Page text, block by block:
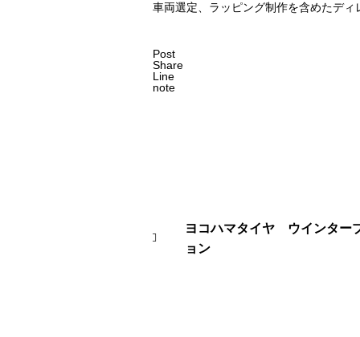
車両選定、ラッピング制作を含めたディ
Post
Share
Line
note
ヨコハマタイヤ ウインター
ョン